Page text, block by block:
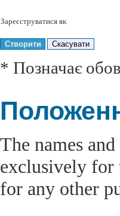
Зареєструватися як
* Позначає
The names
exclusively for
for any other